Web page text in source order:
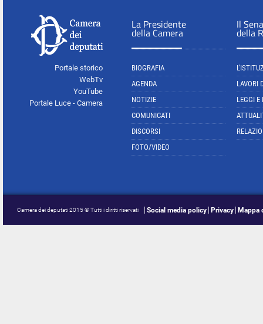
Portale storico
WebTv
YouTube
Portale Luce - Camera
La Presidente
della Camera
BIOGRAFIA
AGENDA
NOTIZIE
COMUNICATI
DISCORSI
FOTO/VIDEO
Il
della
LAVORI
LEGGI E
Camera dei deputati 2015 © Tutti i diritti riservati Social media policy Privacy Mappa